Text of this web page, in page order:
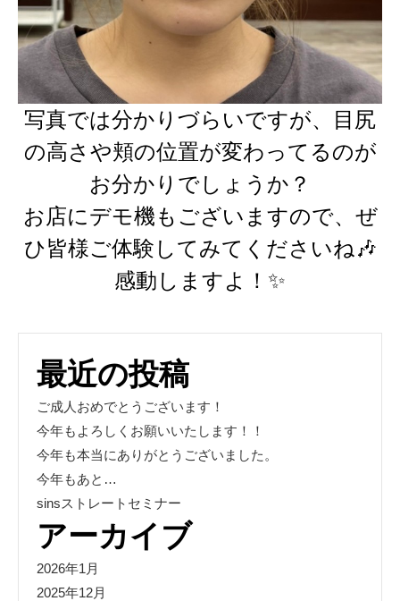
写真では分かりづらいですが、目尻
の高さや頬の位置が変わってるのが
お分かりでしょうか？
お店にデモ機もございますので、ぜ
ひ皆様ご体験してみてくださいね🎶
感動しますよ！✨
最近の投稿
ご成人おめでとうございます！
今年もよろしくお願いいたします！！
今年も本当にありがとうございました。
今年もあと…
sinsストレートセミナー
アーカイブ
2026年1月
2025年12月